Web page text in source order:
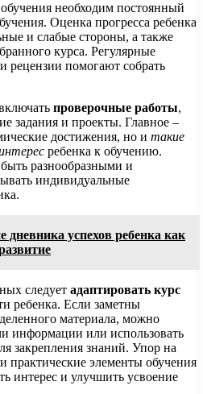
необходим постоянный
Оценка прогресса ребенка
и слабые стороны, а также
курса. Регулярные
рецензии помогают собрать
проверочные работы,
задания и проекты. Главное –
достижения, но и такие
ребенка к обучению.
разнообразными и
индивидуальные
дневника успехов ребенка как
следует адаптировать курс
ребенка. Если заметны
материала, можно
информации или использовать
закрепления знаний. Упор на
практические элементы обучения
интерес и улучшить усвоение